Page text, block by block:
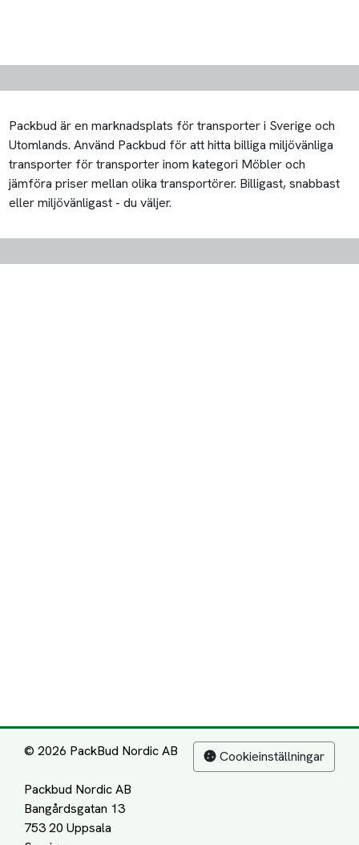
Packbud är en marknadsplats för transporter i Sverige och
Utomlands. Använd Packbud för att hitta billiga miljövänliga
transporter för transporter inom kategori Möbler och
jämföra priser mellan olika transportörer. Billigast, snabbast
eller miljövänligast - du väljer.
© 2026 PackBud Nordic AB
Packbud Nordic AB
Bangårdsgatan 13
753 20 Uppsala
Cookieinställningar